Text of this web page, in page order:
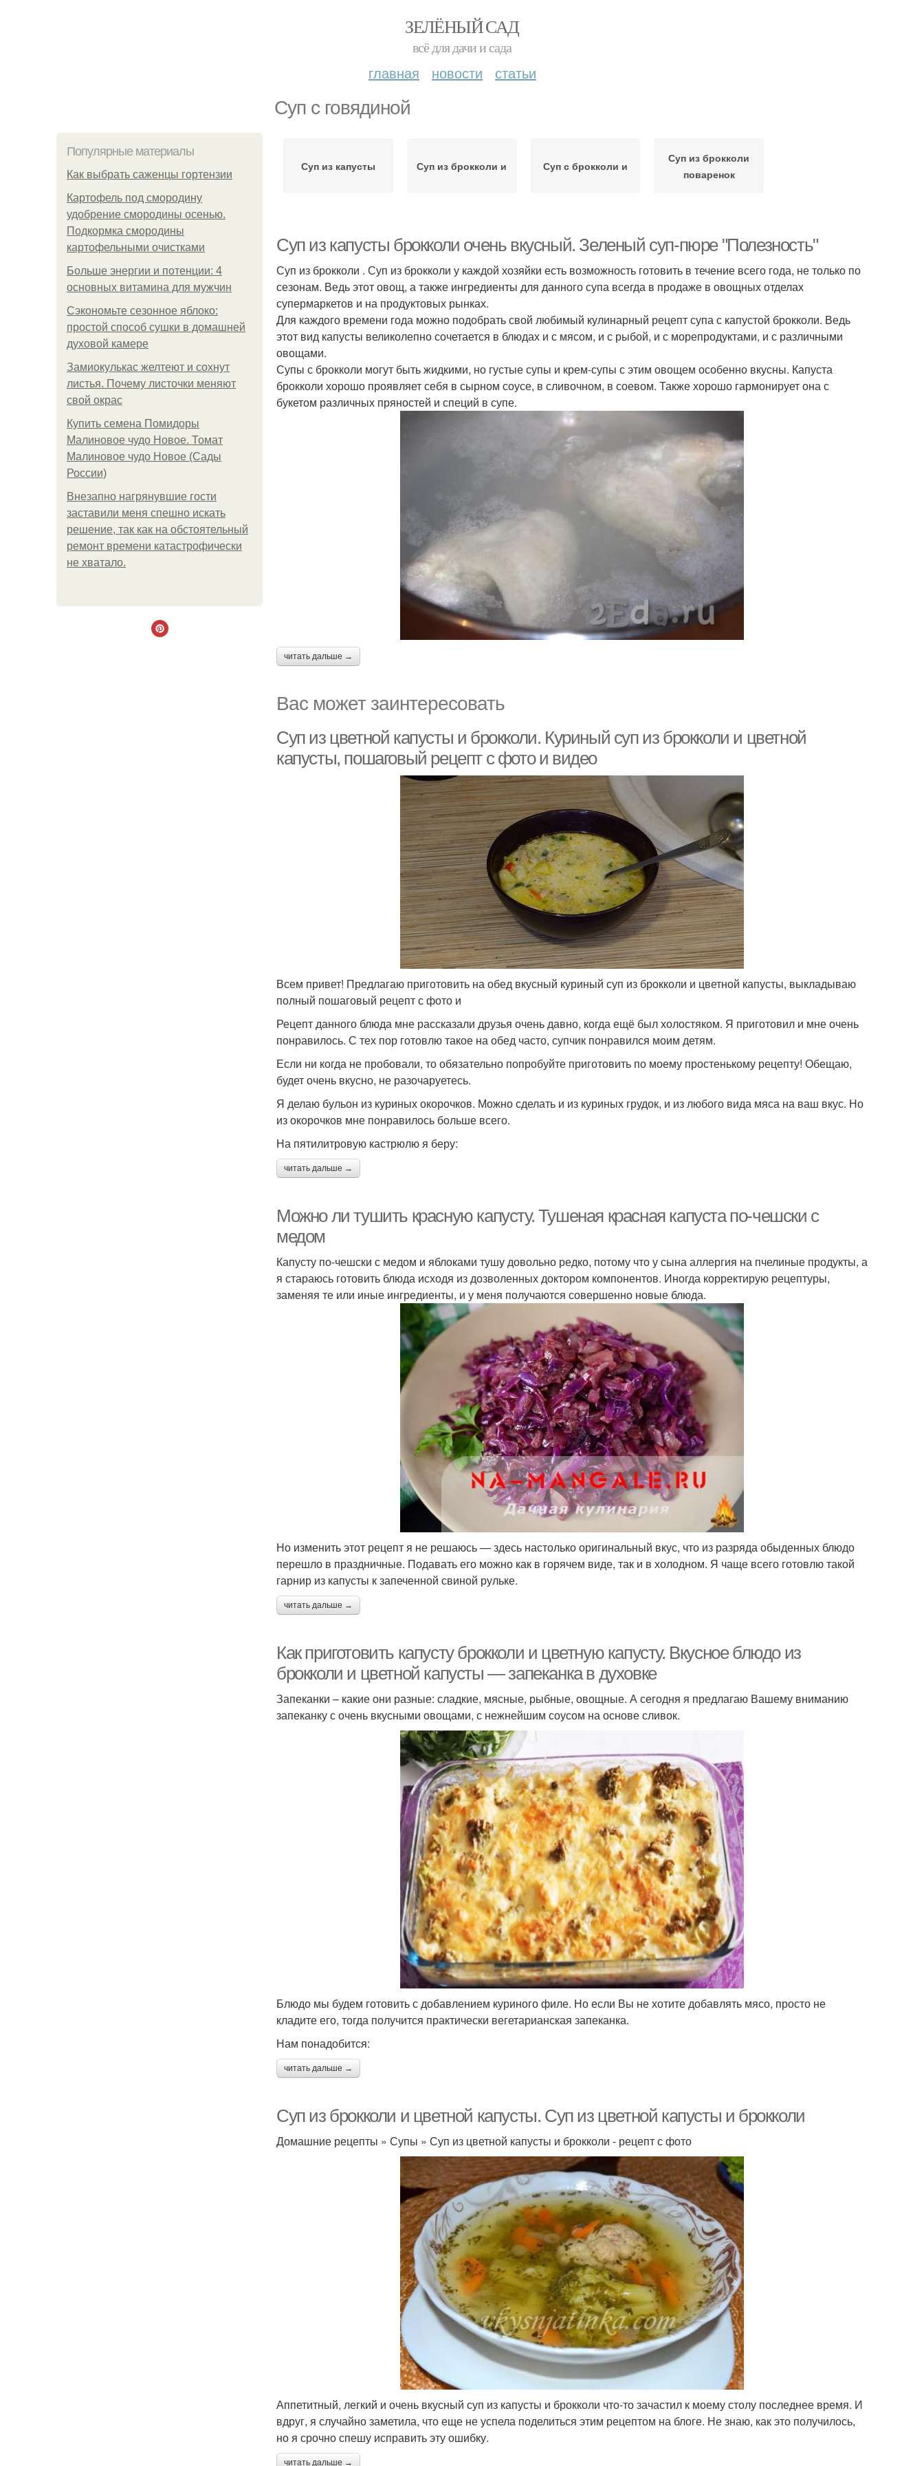
ЗЕЛЁНЫЙ САД
всё для дачи и сада
главная новости статьи
Суп с говядиной
Популярные материалы
Как выбрать саженцы гортензии
Картофель под смородину
удобрение смородины осенью.
Подкормка смородины
картофельными очистками
Больше энергии и потенции: 4
основных витамина для мужчин
Сэкономьте сезонное яблоко:
простой способ сушки в домашней
духовой камере
Замиокулькас желтеют и сохнут
листья. Почему листочки меняют
свой окрас
Купить семена Помидоры
Малиновое чудо Новое. Томат
Малиновое чудо Новое (Сады
России)
Внезапно нагрянувшие гости
заставили меня спешно искать
решение, так как на обстоятельный
ремонт времени катастрофически
не хватало.
Суп из капусты Суп из брокколи и Суп с брокколи и
Суп из брокколи
поваренок
Суп из капусты брокколи очень вкусный. Зеленый суп-пюре "Полезность"
Суп из брокколи . Суп из брокколи у каждой хозяйки есть возможность готовить в течение всего года, не только по
сезонам. Ведь этот овощ, а также ингредиенты для данного супа всегда в продаже в овощных отделах
супермаркетов и на продуктовых рынках.
Для каждого времени года можно подобрать свой любимый кулинарный рецепт супа с капустой брокколи. Ведь
этот вид капусты великолепно сочетается в блюдах и с мясом, и с рыбой, и с морепродуктами, и с различными
овощами.
Супы с брокколи могут быть жидкими, но густые супы и крем-супы с этим овощем особенно вкусны. Капуста
брокколи хорошо проявляет себя в сырном соусе, в сливочном, в соевом. Также хорошо гармонирует она с
букетом различных пряностей и специй в супе.
читать дальше →
Вас может заинтересовать
Суп из цветной капусты и брокколи. Куриный суп из брокколи и цветной
капусты, пошаговый рецепт с фото и видео
Всем привет! Предлагаю приготовить на обед вкусный куриный суп из брокколи и цветной капусты, выкладываю
полный пошаговый рецепт с фото и
Рецепт данного блюда мне рассказали друзья очень давно, когда ещё был холостяком. Я приготовил и мне очень
понравилось. С тех пор готовлю такое на обед часто, супчик понравился моим детям.
Если ни когда не пробовали, то обязательно попробуйте приготовить по моему простенькому рецепту! Обещаю,
будет очень вкусно, не разочаруетесь.
Я делаю бульон из куриных окорочков. Можно сделать и из куриных грудок, и из любого вида мяса на ваш вкус. Но
из окорочков мне понравилось больше всего.
На пятилитровую кастрюлю я беру:
читать дальше →
Можно ли тушить красную капусту. Тушеная красная капуста по-чешски с
медом
Капусту по-чешски с медом и яблоками тушу довольно редко, потому что у сына аллергия на пчелиные продукты, а
я стараюсь готовить блюда исходя из дозволенных доктором компонентов. Иногда корректирую рецептуры,
заменяя те или иные ингредиенты, и у меня получаются совершенно новые блюда.
Но изменить этот рецепт я не решаюсь — здесь настолько оригинальный вкус, что из разряда обыденных блюдо
перешло в праздничные. Подавать его можно как в горячем виде, так и в холодном. Я чаще всего готовлю такой
гарнир из капусты к запеченной свиной рульке.
читать дальше →
Как приготовить капусту брокколи и цветную капусту. Вкусное блюдо из
брокколи и цветной капусты — запеканка в духовке
Запеканки – какие они разные: сладкие, мясные, рыбные, овощные. А сегодня я предлагаю Вашему вниманию
запеканку с очень вкусными овощами, с нежнейшим соусом на основе сливок.
Блюдо мы будем готовить с добавлением куриного филе. Но если Вы не хотите добавлять мясо, просто не
кладите его, тогда получится практически вегетарианская запеканка.
Нам понадобится:
читать дальше →
Суп из брокколи и цветной капусты. Суп из цветной капусты и брокколи
Домашние рецепты » Супы » Суп из цветной капусты и брокколи - рецепт с фото
Аппетитный, легкий и очень вкусный суп из капусты и брокколи что-то зачастил к моему столу последнее время. И
вдруг, я случайно заметила, что еще не успела поделиться этим рецептом на блоге. Не знаю, как это получилось,
но я срочно спешу исправить эту ошибку.
читать дальше →